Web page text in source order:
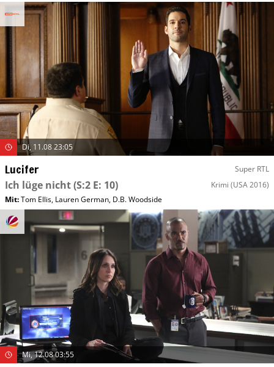
Di, 11.08 23:05
Lucifer Super RTL
Ich lüge nicht(S:2 E: 10) Krimi (USA 2016)
Mit:Tom Ellis, Lauren German, D.B. Woodside
Mi, 12.08 03:55